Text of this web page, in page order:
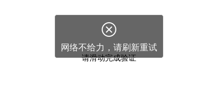
请滑动完成验证

网络不给力，请刷新重试